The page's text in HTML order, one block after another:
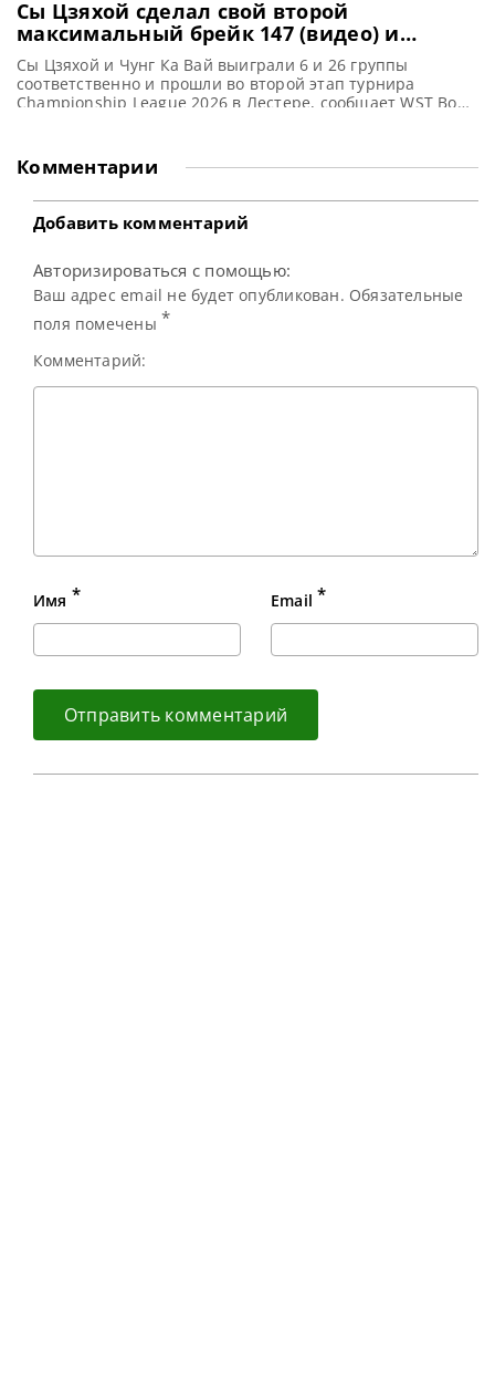
Сы Цзяхой сделал свой второй
максимальный брейк 147 (видео) и
вышел в следующий этап Championship
League 2026
Сы Цзяхой и Чунг Ка Вай выиграли 6 и 26 группы
соответственно и прошли во второй этап турнира
Championship League 2026 в Лестере, сообщает WST Во
профессиональной карьере максимальный брейк в 147
очков в поединке против Сюй Ичэня. Цзяхой оформил
максимум в первом
Комментарии
Добавить комментарий
Авторизироваться с помощью:
Ваш адрес email не будет опубликован. Обязательные
поля помечены *
Комментарий:
Имя * Email *